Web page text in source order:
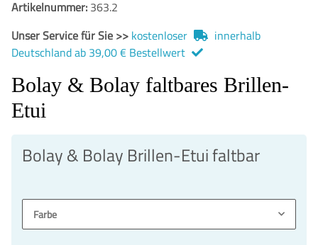
Artikelnummer: 363.2
Unser Service für Sie >> kostenloser
innerhalb
Deutschland ab 39,00 € Bestellwert
Bolay & Bolay faltbares Brillen-
Etui
Bolay & Bolay Brillen-Etui faltbar
Farbe